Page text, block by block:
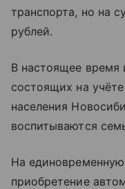
транспорта, но на
рублей.
В настоящее время
состоящих на
населения
воспитываются
На
приобретение